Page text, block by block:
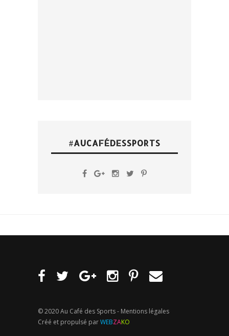
#AUCAFÉDESSPORTS
© 2020 Au Café des Sports - Mentions légales
Créé et propulsé parWEBZAKO